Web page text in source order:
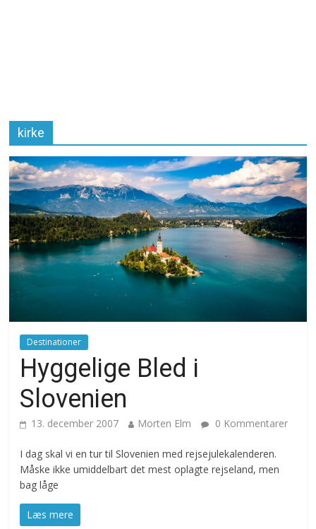
kirke
Destinationer
Hyggelige Bled i
Slovenien
13. december 2007 Morten Elm 0 Kommentarer
I dag skal vi en tur til Slovenien med rejsejulekalenderen.
Måske ikke umiddelbart det mest oplagte rejseland, men
bag låge
Læs mere